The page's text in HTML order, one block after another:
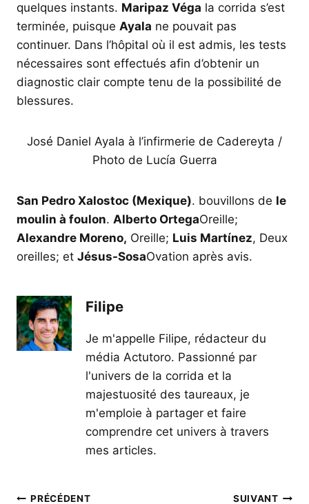
quelques instants. Maripaz Véga la corrida s’est
terminée, puisque Ayala ne pouvait pas
continuer. Dans l’hôpital où il est admis, les tests
nécessaires sont effectués afin d’obtenir un
diagnostic clair compte tenu de la possibilité de
blessures.
José Daniel Ayala à l’infirmerie de Cadereyta /
Photo de Lucía Guerra
San Pedro Xalostoc (Mexique). bouvillons de le
moulin à foulon. Alberto OrtegaOreille;
Alexandre Moreno, Oreille; Luis Martínez, Deux
oreilles; et Jésus-SosaOvation après avis.
Filipe
Je m'appelle Filipe, rédacteur du
média Actutoro. Passionné par
l'univers de la corrida et la
majestuosité des taureaux, je
m'emploie à partager et faire
comprendre cet univers à travers
mes articles.
PRÉCÉDENT SUIVANT